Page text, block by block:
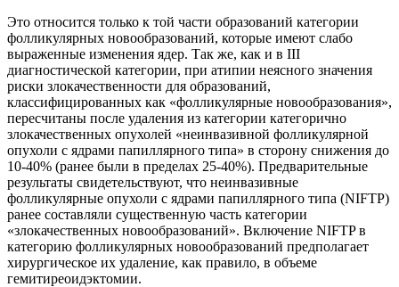
Это относится только к той части образований категории
фолликулярных новообразований, которые имеют слабо
выраженные изменения ядер. Так же, как и в III
диагностической категории, при атипии неясного значения
риски злокачественности для образований,
классифицированных как «фолликулярные новообразования»,
пересчитаны после удаления из категории категорично
злокачественных опухолей «неинвазивной фолликулярной
опухоли с ядрами папиллярного типа» в сторону снижения до
10-40% (ранее были в пределах 25-40%). Предварительные
результаты свидетельствуют, что неинвазивные
фолликулярные опухоли с ядрами папиллярного типа (NIFTP)
ранее составляли существенную часть категории
«злокачественных новообразований». Включение NIFTP в
категорию фолликулярных новообразований предполагает
хирургическое их удаление, как правило, в объеме
гемитиреоидэктомии.